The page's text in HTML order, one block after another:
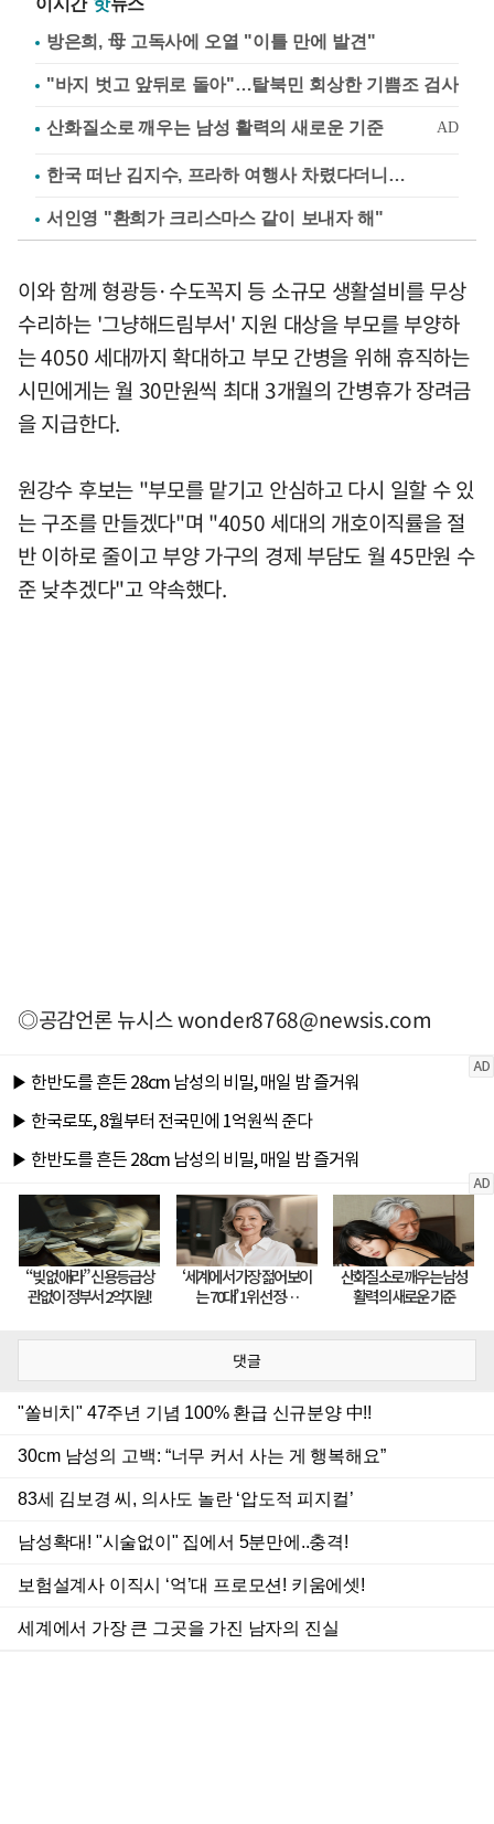
방은희, 母 고독사에 오열 "이틀 만에 발견"
"바지 벗고 앞뒤로 돌아"…탈북민 회상한 기쁨조 검사
한국 떠난 김지수, 프라하 여행사 차렸다더니…
서인영 "환희가 크리스마스 같이 보내자 해"
이와 함께 형광등·수도꼭지 등 소규모 생활설비를 무상
수리하는 '그냥해드림부서' 지원 대상을 부모를 부양하
는 4050 세대까지 확대하고 부모 간병을 위해 휴직하는
시민에게는 월 30만원씩 최대 3개월의 간병휴가 장려금
을 지급한다.
원강수 후보는 "부모를 맡기고 안심하고 다시 일할 수 있
는 구조를 만들겠다"며 "4050 세대의 개호이직률을 절
반 이하로 줄이고 부양 가구의 경제 부담도 월 45만원 수
준 낮추겠다"고 약속했다.
◎공감언론 뉴시스wonder8768@newsis.com
댓글